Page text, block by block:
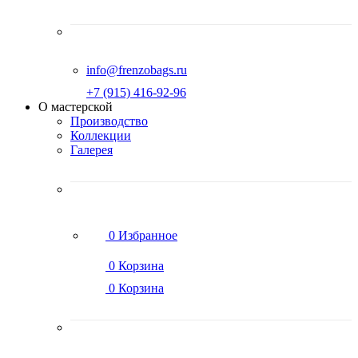
info@frenzobags.ru
‭+7 (915) 416-92-96
О мастерской
Производство
Коллекции
Галерея
0 Избранное
0 Корзина
0 Корзина